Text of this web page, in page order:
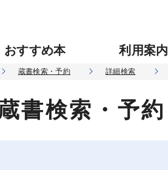
おすすめ本 利用案内
蔵書検索・予約 詳細検索
書検索・予約